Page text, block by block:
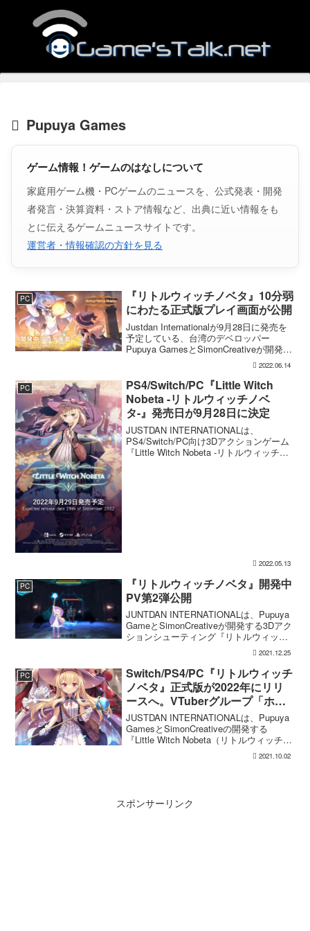
Pupuya Games
ゲーム情報！ゲームのはなしについて
家庭用ゲーム機・PCゲームのニュースを、公式発表・開発
者発言・決算資料・ストア情報など、出典に近い情報をも
とに伝えるゲームニュースサイトです。
運営者・情報確認の方針を見る
PC
『リトルウィッチノベタ』10分弱
にわたる正式版プレイ画面が公開
Justdan Internationalが9月28日に発売を
予定している、台湾のデベロッパー
Pupuya GamesとSimonCreativeが開発を
手掛ける『リトルウィッチノベタ』
（PS4/Switch/PC）の正式版プレイ動画
が公開...
2022.06.14
PC
PS4/Switch/PC『Little Witch
Nobeta -リトルウィッチノベ
タ-』発売日が9月28日に決定
JUSTDAN INTERNATIONALは、
PS4/Switch/PC向け3Dアクションゲーム
『Little Witch Nobeta -リトルウィッチノ
2022.05.13
PC
『リトルウィッチノベタ』開発中
PV第2弾公開
JUNTDAN INTERNATIONALは、Pupuya
GameとSimonCreativeが開発する3Dアク
ションシューティング『リトルウィッチ
ノベタ』（PS4/Switch/Steam）の開発中
2021.12.25
PC
Switch/PS4/PC『リトルウィッチ
ノベタ』正式版が2022年にリリ
ースへ。VTuberグループ「ホロ
ライブ」白上フブキ、白銀ノエ
ル、尾丸ポルカがボスの声優を担
当 ─ TGSトレーラー公開
JUSTDAN INTERNATIONALは、Pupuya
GamesとSimonCreativeの開発する
『Little Witch Nobeta（リトルウィッチノ
ベタ）』（Switch/PS4/PC）正式版を
2021.10.02
スポンサーリンク